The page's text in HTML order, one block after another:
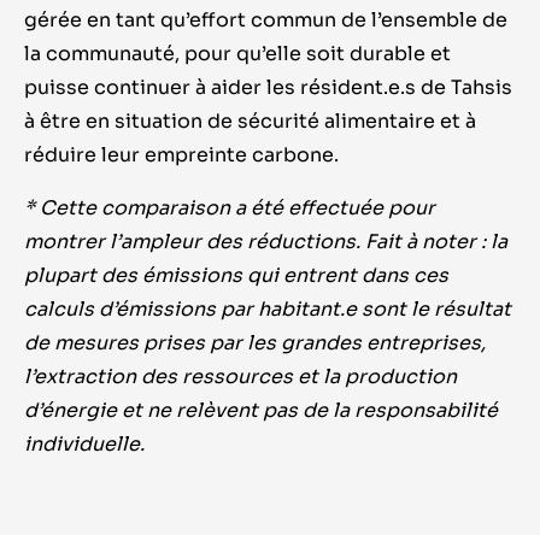
gérée en tant qu’effort commun de l’ensemble de
la communauté, pour qu’elle soit durable et
puisse continuer à aider les résident.e.s de Tahsis
à être en situation de sécurité alimentaire et à
réduire leur empreinte carbone.
* Cette comparaison a été effectuée pour
montrer l’ampleur des réductions. Fait à noter : la
plupart des émissions qui entrent dans ces
calculs d’émissions par habitant.e sont le résultat
de mesures prises par les grandes entreprises,
l’extraction des ressources et la production
d’énergie et ne relèvent pas de la responsabilité
individuelle.